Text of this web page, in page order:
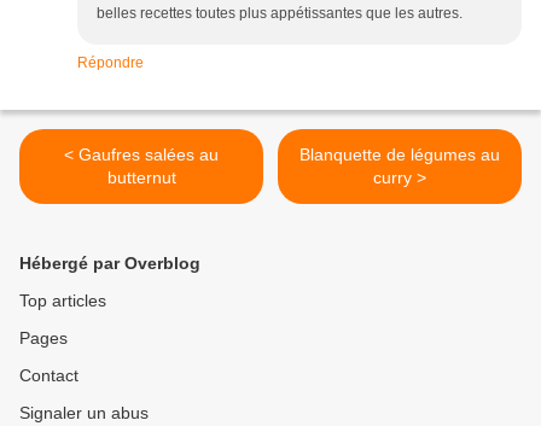
belles recettes toutes plus appétissantes que les autres.
Répondre
< Gaufres salées au
butternut
Blanquette de légumes au
curry >
Hébergé par Overblog
Top articles
Pages
Contact
Signaler un abus